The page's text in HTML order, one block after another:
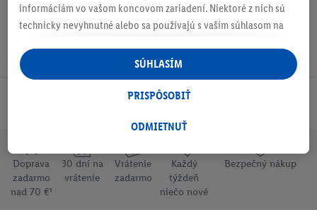
Odoberaj Newsletter!
Doprava
zadarmo
nad 70 €¹
30 dní na
vrátenie
Vrátenie
zadarmo
Každý
týždeň
niečo nové
Bezpečný nákup
informáciám vo vašom koncovom zariadení. Niektoré z nich sú
technicky nevyhnutné alebo sa používajú s vaším súhlasom na
personalizovanú reklamu v rámci služieb Lidl aj mimo nich. Ak
ste účastníkom programu Lidl Plus, na tieto účely sa spracúvajú
aj údaje z vášho nákupného správania v obchode.
následne si vytvoríte účet Lidl Plus alebo sa prihlásite do svojho
tiež vytvoriť špeciálny online identifikátor z e-mailovej adresy,
ktorú tam uvediete, aby sme vás mohli rozpoznať v službách
prevádzkovaných tretími stranami a zobrazovať vám
ODMIETNUŤ
PRISPÔSOBIŤ
SÚHLASÍM